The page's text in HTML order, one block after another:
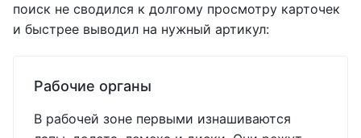
поиск не сводился к долгому просмотру карточек
и быстрее выводил на нужный артикул:
Рабочие органы
В рабочей зоне первыми изнашиваются